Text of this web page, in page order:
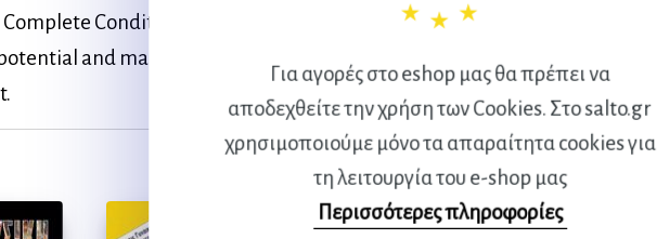
Για αγορές στο eshop μας θα πρέπει να
αποδεχθείτε την χρήση των Cookies. Στο salto.gr
χρησιμοποιούμε μόνο τα απαραίτητα cookies για
τη λειτουργία του e-shop μας
Περισσότερες πληροφορίες
Conditioning for Basketball Will help you
and make the most of every opportunity